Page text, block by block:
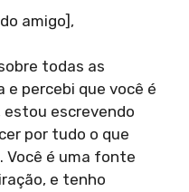
amigo],
todas as
e percebi que você é
estou escrevendo
por tudo o que
Você é uma fonte
e tenho